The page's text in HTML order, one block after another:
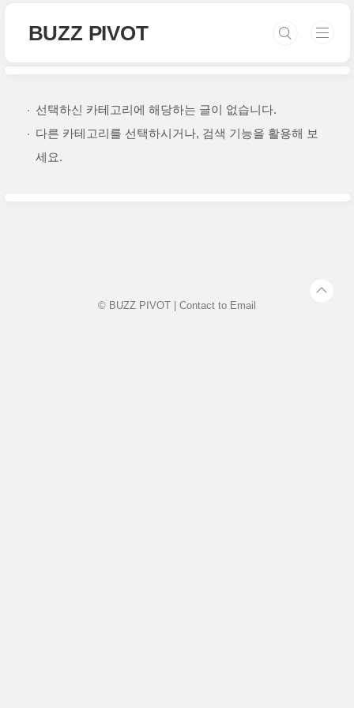
BUZZ PIVOT
선택하신 카테고리에 해당하는 글이 없습니다.
다른 카테고리를 선택하시거나, 검색 기능을 활용해 보
세요.
© BUZZ PIVOT | Contact to Email